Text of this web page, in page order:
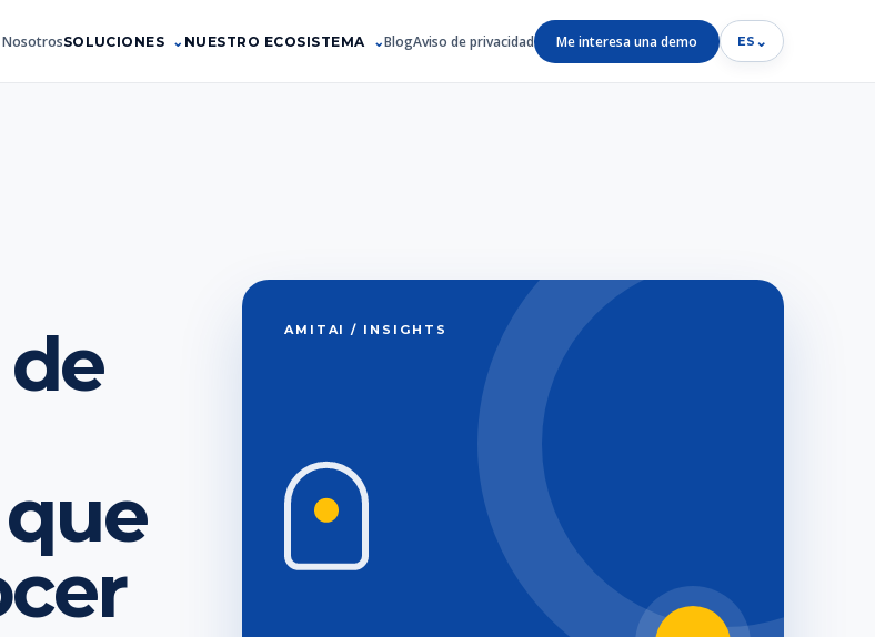
NosotrosSOLUCIONES NUESTRO ECOSISTEMA BlogAviso de privacidad Me interesa una demo ES ⌄
AMITAI / INSIGHTS